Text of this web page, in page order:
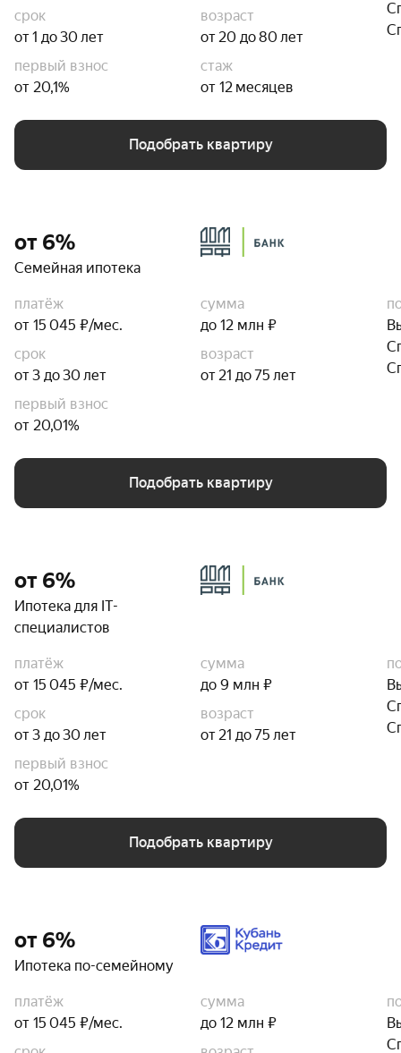
срок
от 1 до 30 лет
возраст
от 20 до 80 лет
первый взнос
от 20,1%
стаж
от 12 месяцев
Подобрать квартиру
от 6%
Семейная ипотека
платёж
от 15 045 ₽/мес.
сумма
до 12 млн ₽
срок
от 3 до 30 лет
возраст
от 21 до 75 лет
первый взнос
от 20,01%
Подобрать квартиру
от 6%
Ипотека для IT-
специалистов
платёж
от 15 045 ₽/мес.
сумма
до 9 млн ₽
срок
от 3 до 30 лет
возраст
от 21 до 75 лет
первый взнос
от 20,01%
Подобрать квартиру
от 6%
Ипотека по-семейному
платёж
от 15 045 ₽/мес.
сумма
до 12 млн ₽